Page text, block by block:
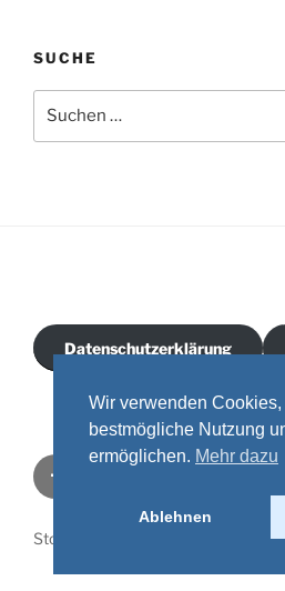
SUCHE
nach:
Datenschutzerklärung
FacebookInstagramYoutubeEmail
Stolz präsentiert von WordPress
Wir verwenden
bestmögliche Nutzung
ermöglichen. Mehr dazu
Ablehnen